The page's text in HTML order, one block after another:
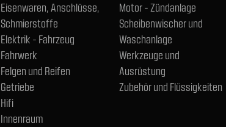
Eisenwaren, Anschlüsse,
Schmierstoffe
Elektrik - Fahrzeug
Fahrwerk
Felgen und Reifen
Getriebe
Hifi
Innenraum
Motor - Zündanlage
Scheibenwischer und
Waschanlage
Werkzeuge und
Ausrüstung
Zubehör und Flüssigkeiten